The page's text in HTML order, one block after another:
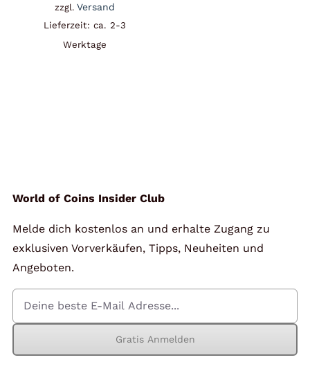
zzgl. Versand
Lieferzeit: ca. 2-3
Werktage
World of Coins Insider Club
Melde dich kostenlos an und erhalte Zugang zu
exklusiven Vorverkäufen, Tipps, Neuheiten und
Angeboten.
Gratis Anmelden